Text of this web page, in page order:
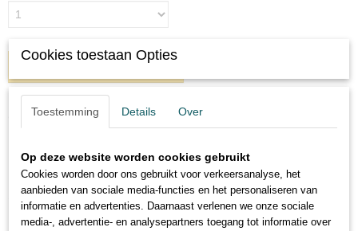
IN WINKELWAGEN
Omschrijving
Hertje met chocolademelk en
slagroom (AI 137)
Cookies toestaan Opties
Toestemming Details Over
Op deze website worden cookies gebruikt
Cookies worden door ons gebruikt voor verkeersanalyse, het
aanbieden van sociale media-functies en het personaliseren van
informatie en advertenties. Daarnaast verlenen we onze sociale
media-, advertentie- en analysepartners toegang tot informatie over